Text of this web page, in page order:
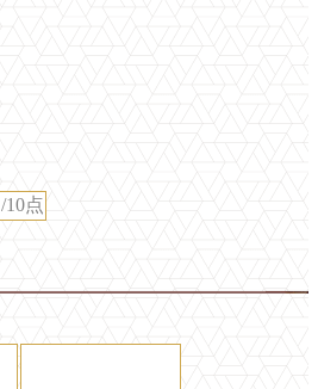
/10点